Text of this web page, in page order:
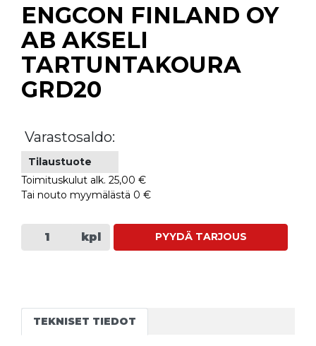
ENGCON FINLAND OY
AB AKSELI
TARTUNTAKOURA
GRD20
Varastosaldo:
Tilaustuote
Toimituskulut alk. 25,00 €
Tai nouto myymälästä 0 €
kpl PYYDÄ TARJOUS
TEKNISET TIEDOT